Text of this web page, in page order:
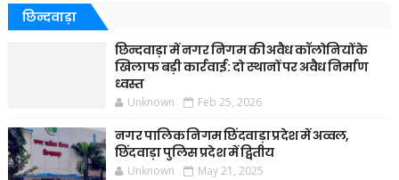
छिन्दवाड़ा
छिन्दवाड़ा में नगर निगम की अवैध कॉलोनियों के
खिलाफ बड़ी कार्रवाई: दो स्थानों पर अवैध निर्माण
ध्वस्त
Unknown Feb 25, 2026
नगर पालिक निगम छिंदवाड़ा प्रदेश में अव्वल,
छिंदवाड़ा पुलिस प्रदेश में द्वितीय
Unknown May 21, 2025